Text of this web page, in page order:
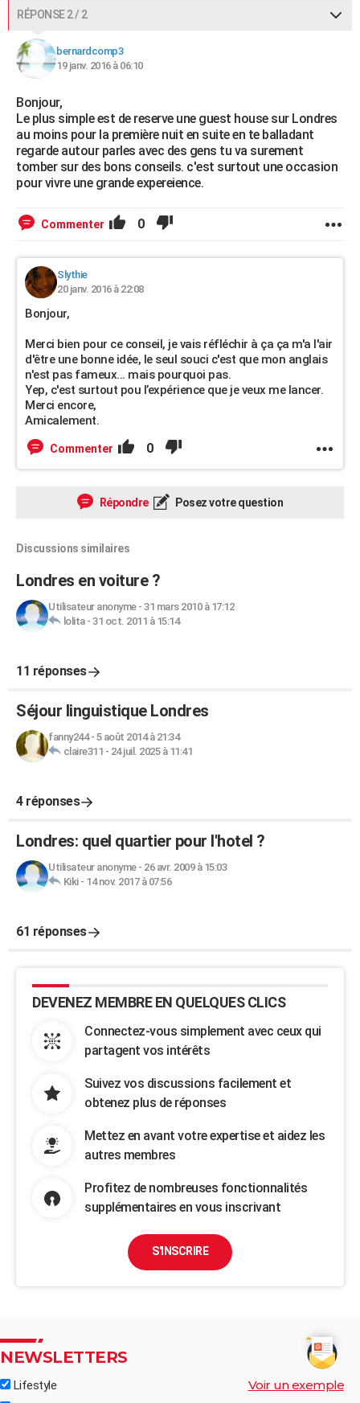
RÉPONSE 2 / 2
bernardcomp3
19 janv. 2016 à 06:10
Bonjour,
Le plus simple est de reserve une guest house sur Londres
au moins pour la première nuit en suite en te balladant
regarde autour parles avec des gens tu va surement
tomber sur des bons conseils. c'est surtout une occasion
pour vivre une grande expereience.
Commenter 0
Slythie
20 janv. 2016 à 22:08
Bonjour,
Merci bien pour ce conseil, je vais réfléchir à ça ça m'a l'air
d'être une bonne idée, le seul souci c'est que mon anglais
n'est pas fameux... mais pourquoi pas.
Yep, c'est surtout pou l’expérience que je veux me lancer.
Merci encore,
Amicalement.
Commenter 0
Répondre Posez votre question
Discussions similaires
Londres en voiture ?
Utilisateur anonyme- 31 mars 2010 à 17:12
lolita- 31 oct. 2011 à 15:14
11 réponses
Séjour linguistique Londres
fanny244- 5 août 2014 à 21:34
claire311 - 24 juil. 2025 à 11:41
4 réponses
Londres: quel quartier pour l'hotel ?
Utilisateur anonyme- 26 avr. 2009 à 15:03
Kiki- 14 nov. 2017 à 07:56
61 réponses
DEVENEZ MEMBRE EN QUELQUES CLICS
Connectez-vous simplement avec ceux qui
partagent vos intérêts
Suivez vos discussions facilement et
obtenez plus de réponses
Mettez en avant votre expertise et aidez les
autres membres
Profitez de nombreuses fonctionnalités
supplémentaires en vous inscrivant
S'INSCRIRE
NEWSLETTERS
Lifestyle Voir un exemple